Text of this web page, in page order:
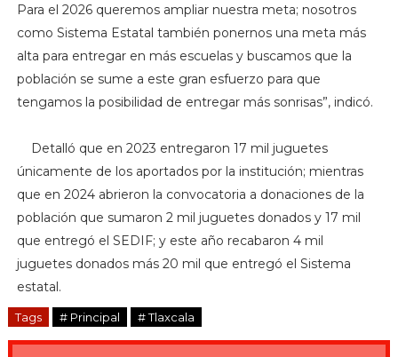
Para el 2026 queremos ampliar nuestra meta; nosotros
como Sistema Estatal también ponernos una meta más
alta para entregar en más escuelas y buscamos que la
población se sume a este gran esfuerzo para que
tengamos la posibilidad de entregar más sonrisas”, indicó.
Detalló que en 2023 entregaron 17 mil juguetes
únicamente de los aportados por la institución; mientras
que en 2024 abrieron la convocatoria a donaciones de la
población que sumaron 2 mil juguetes donados y 17 mil
que entregó el SEDIF; y este año recabaron 4 mil
juguetes donados más 20 mil que entregó el Sistema
estatal.
Tags # Principal # Tlaxcala